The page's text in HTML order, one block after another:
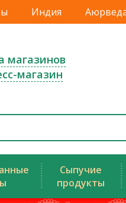
Индия
магазинов
магазин
Сыпучие
продукты